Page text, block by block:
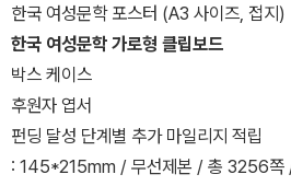
한국 여성문학 포스터 (A3 사이즈, 접지)
한국 여성문학 가로형 클립보드
박스 케이스
후원자 엽서
펀딩 달성 단계별 추가 마일리지 적립
: 145*215mm / 무선제본 / 총 3256